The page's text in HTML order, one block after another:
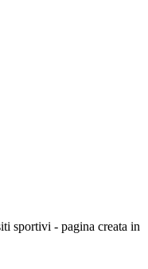
sportivi - pagina creata in